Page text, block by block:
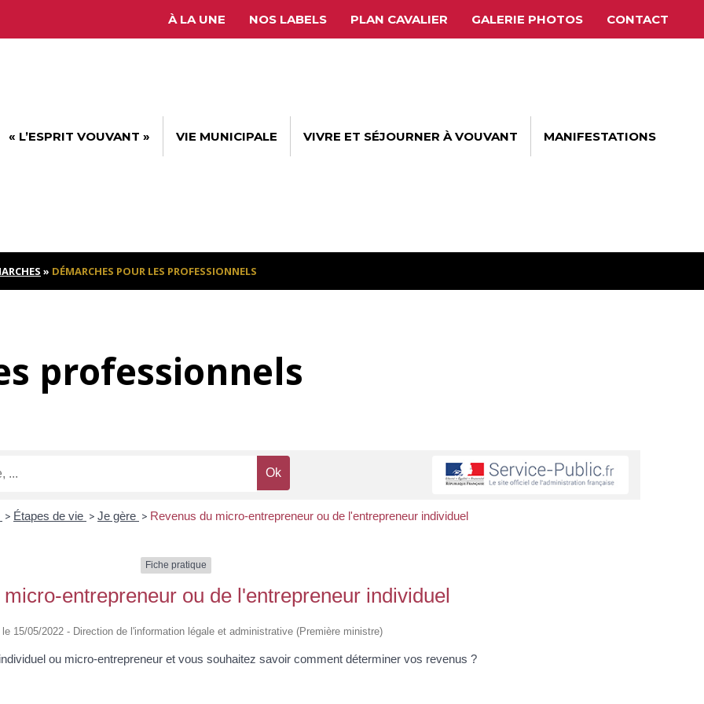
À LA UNE NOS LABELS PLAN CAVALIER GALERIE PHOTOS CONTACT
« L’ESPRIT VOUVANT » VIE MUNICIPALE VIVRE ET SÉJOURNER À VOUVANT MANIFESTATIONS
» DÉMARCHES POUR LES PROFESSIONNELS
professionnels
> Étapes de vie > Je gère > Revenus du micro-entrepreneur ou de l'entrepreneur individuel
Fiche pratique
entrepreneur ou de l'entrepreneur individuel
15/05/2022 - Direction de l'information légale et administrative (Première ministre)
ou micro-entrepreneur et vous souhaitez savoir comment déterminer vos revenus ?